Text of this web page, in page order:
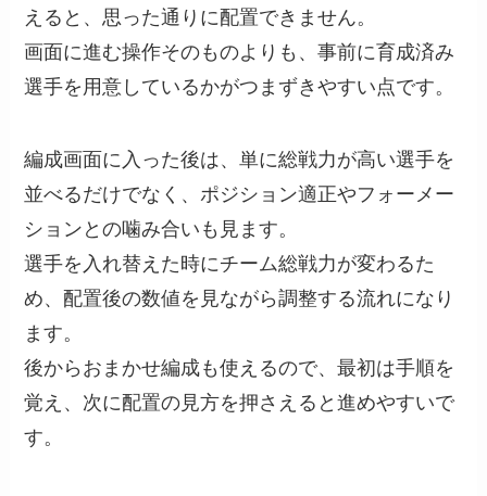
えると、思った通りに配置できません。
画面に進む操作そのものよりも、事前に育成済み
選手を用意しているかがつまずきやすい点です。
編成画面に入った後は、単に総戦力が高い選手を
並べるだけでなく、ポジション適正やフォーメー
ションとの噛み合いも見ます。
選手を入れ替えた時にチーム総戦力が変わるた
め、配置後の数値を見ながら調整する流れになり
ます。
後からおまかせ編成も使えるので、最初は手順を
覚え、次に配置の見方を押さえると進めやすいで
す。